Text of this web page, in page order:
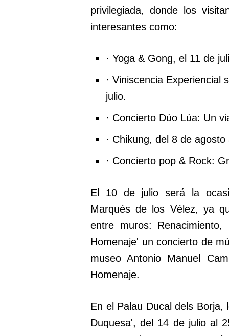
privilegiada, donde los
interesantes como:
· Yoga & Gong, el 11 de
· Viniscencia Experiencial
julio.
· Concierto Dúo Lúa: Un
· Chikung, del 8 de
· Concierto pop & Rock:
El 10 de julio será la
Marqués de los Vélez, ya
entre muros:
Homenaje' un concierto de
museo Antonio Manuel
Homenaje.
En el Palau Ducal dels
Duquesa', del 14 de julio al